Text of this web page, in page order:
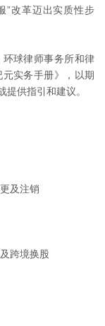
”改革迈出实质性步
球律师事务所和律
实务手册》，以期
供指引和建议。
及注销
跨境换股